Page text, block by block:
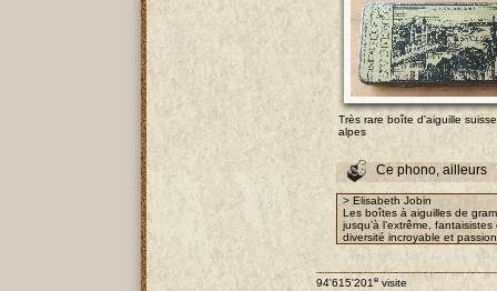
Très rare boîte d'aiguille
alpes
Ce phono, ailleurs
> Elisabeth Jobin
Les boîtes à aiguilles de
jusqu’à l’extrême,
diversité incroyable et
94'615'201e visite